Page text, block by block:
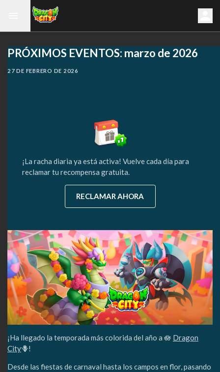
PRÓXIMOS EVENTOS: marzo de 2026
27 DE FEBRERO DE 2026
¡La racha diaria ya está activa! Vuelve cada día para
reclamar tu recompensa gratuita.
RECLAMAR AHORA
¡Ha llegado la temporada más colorida del año a 🪷 Dragon
City🪻!
Desde las fiestas de carnaval hasta los campos en flor, pasando